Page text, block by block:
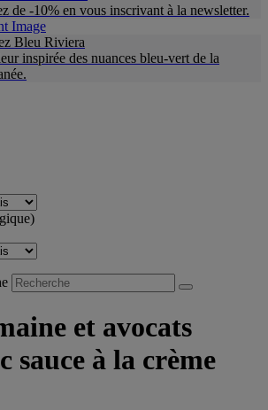
de -10% en vous inscrivant à la newsletter.
Bleu Riviera
inspirée des nuances bleu-vert de la
et avocats
sauce à la crème